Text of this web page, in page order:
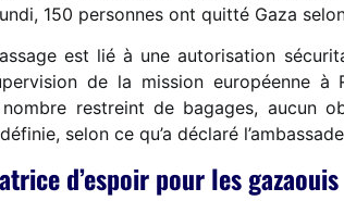
150 personnes ont quitté Gaza
est lié à une autorisation
de la mission européenne à
restreint de bagages, aucun
selon ce qu’a déclaré
d’espoir pour les gazaouis